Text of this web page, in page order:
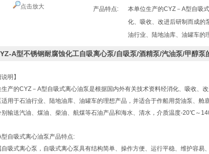
点击放大
产品特点:
本单位生产的CYZ－A型自吸
化、吸收、改进后研制而成的
油行业、陆地油库、油罐车的
A型不锈钢耐腐蚀化工自吸离心泵/自吸泵/酒精泵/汽油泵/甲醇泵
说明】
生产的CYZ－A型自吸式离心油泵是根据国内外有关技术资料经消化、吸收、
适用于石油行业、陆地油库、油罐车的理想产品，并适合于作船用货油泵、舱
别输送汽油、煤油、柴油、航煤等石油产品和海水、清水，介质温度-20℃～
型自吸式离心油泵产品特点:
自吸式离心泵，自吸式离心泵具有结构简单、操作方便、运行平稳、维护容易